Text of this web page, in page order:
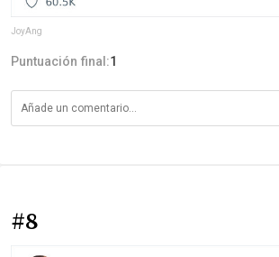
JoyAng
Puntuación final:1
#8